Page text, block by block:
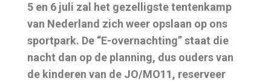
5 en 6 juli zal het gezelligste tentenkamp
van Nederland zich weer opslaan op ons
sportpark. De “E-overnachting” staat die
nacht dan op de planning, dus ouders van
de kinderen van de JO/MO11, reserveer